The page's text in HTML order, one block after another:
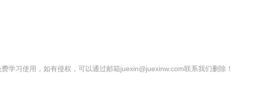
学习使用，如有侵权，可以通过邮箱juexin@juexinw.com联系我们删除！